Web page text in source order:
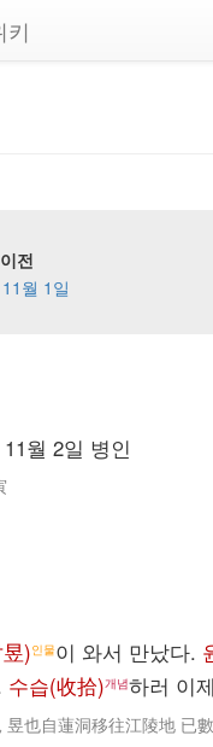
키
전
월 1일
월 2일 병인
)인물이 와서 만났다.
수습(收拾)개념하러 이
昱也自蓮洞移往江陵地 已